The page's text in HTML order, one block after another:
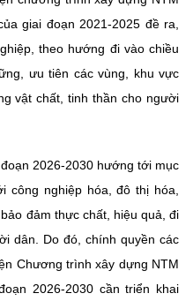
và Công Nghệ
giai đoạn 2021-2025 đề ra,
theo hướng đi vào chiều
ưu tiên các vùng, khu vực
vật chất, tinh thần cho người
2026-2030 hướng tới mục
công nghiệp hóa, đô thị hóa,
đảm thực chất, hiệu quả, đi
dân. Do đó, chính quyền các
Chương trình xây dựng NTM
2026-2030 cần triển khai